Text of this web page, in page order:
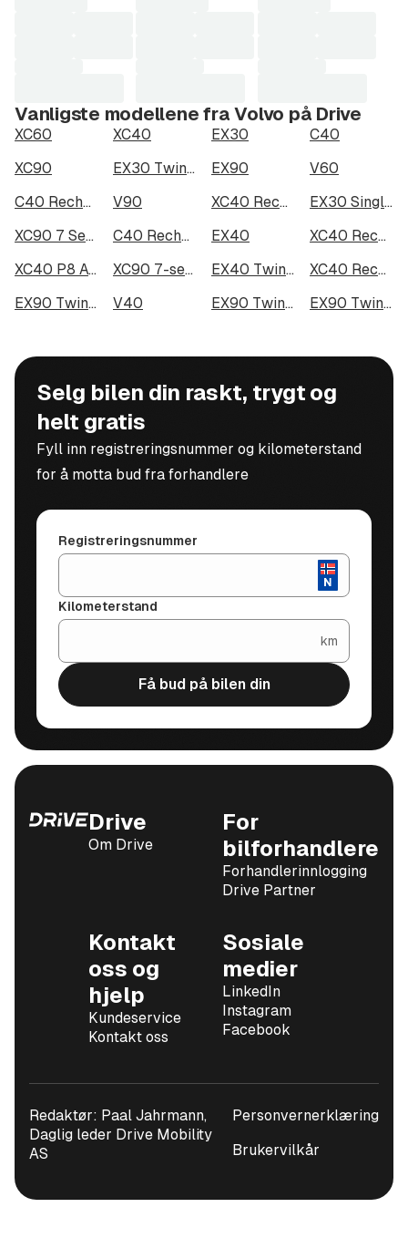
Vanligste modellene fra Volvo på Drive
XC60 XC40 EX30
C40
XC90
EX30 Twin Motor Performance EX90
V60
C40 Recharge Twin motor
V90 XC40 Recharge Twin
EX30 Single Motor Extended Range
XC90 7 Seats
C40 Recharge Twin EX40
XC40 Recharge Twin motor
XC40 P8 AWD Recharge
XC90 7-seater EX40 Twin Motor Performance
XC40 Recharge
EX90 Twin Motor
V40 EX90 Twin Motor Performance EX90 Twin Motor Performance 7-seater
Selg bilen din raskt, trygt og
helt gratis
Fyll inn registreringsnummer og kilometerstand
for å motta bud fra forhandlere
Registreringsnummer
Kilometerstand
km
Få bud på bilen din
Drive
Om Drive
For
bilforhandlere
Forhandlerinnlogging
Drive Partner
Kontakt
oss og
hjelp
Kundeservice
Kontakt oss
Sosiale
medier
LinkedIn
Instagram
Facebook
Redaktør: Paal Jahrmann,
Daglig leder Drive Mobility
AS
Personvernerklæring
Brukervilkår